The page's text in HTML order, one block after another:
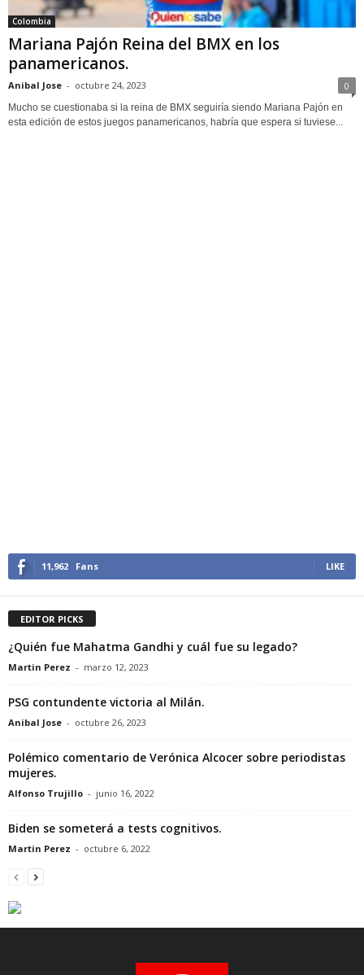
Colombia
Mariana Pajón Reina del BMX en los
panamericanos.
Anibal Jose - octubre 24, 2023 0
Mucho se cuestionaba si la reina de BMX seguiría siendo Mariana Pajón en
esta edición de estos juegos panamericanos, habría que espera si tuviese...
11,962 Fans LIKE
EDITOR PICKS
¿Quién fue Mahatma Gandhi y cuál fue su legado?
Martin Perez - marzo 12, 2023
PSG contundente victoria al Milán.
Anibal Jose - octubre 26, 2023
Polémico comentario de Verónica Alcocer sobre periodistas
mujeres.
Alfonso Trujillo - junio 16, 2022
Biden se someterá a tests cognitivos.
Martin Perez - octubre 6, 2022